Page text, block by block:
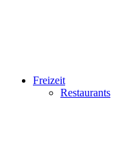
Freizeit
Restaurants